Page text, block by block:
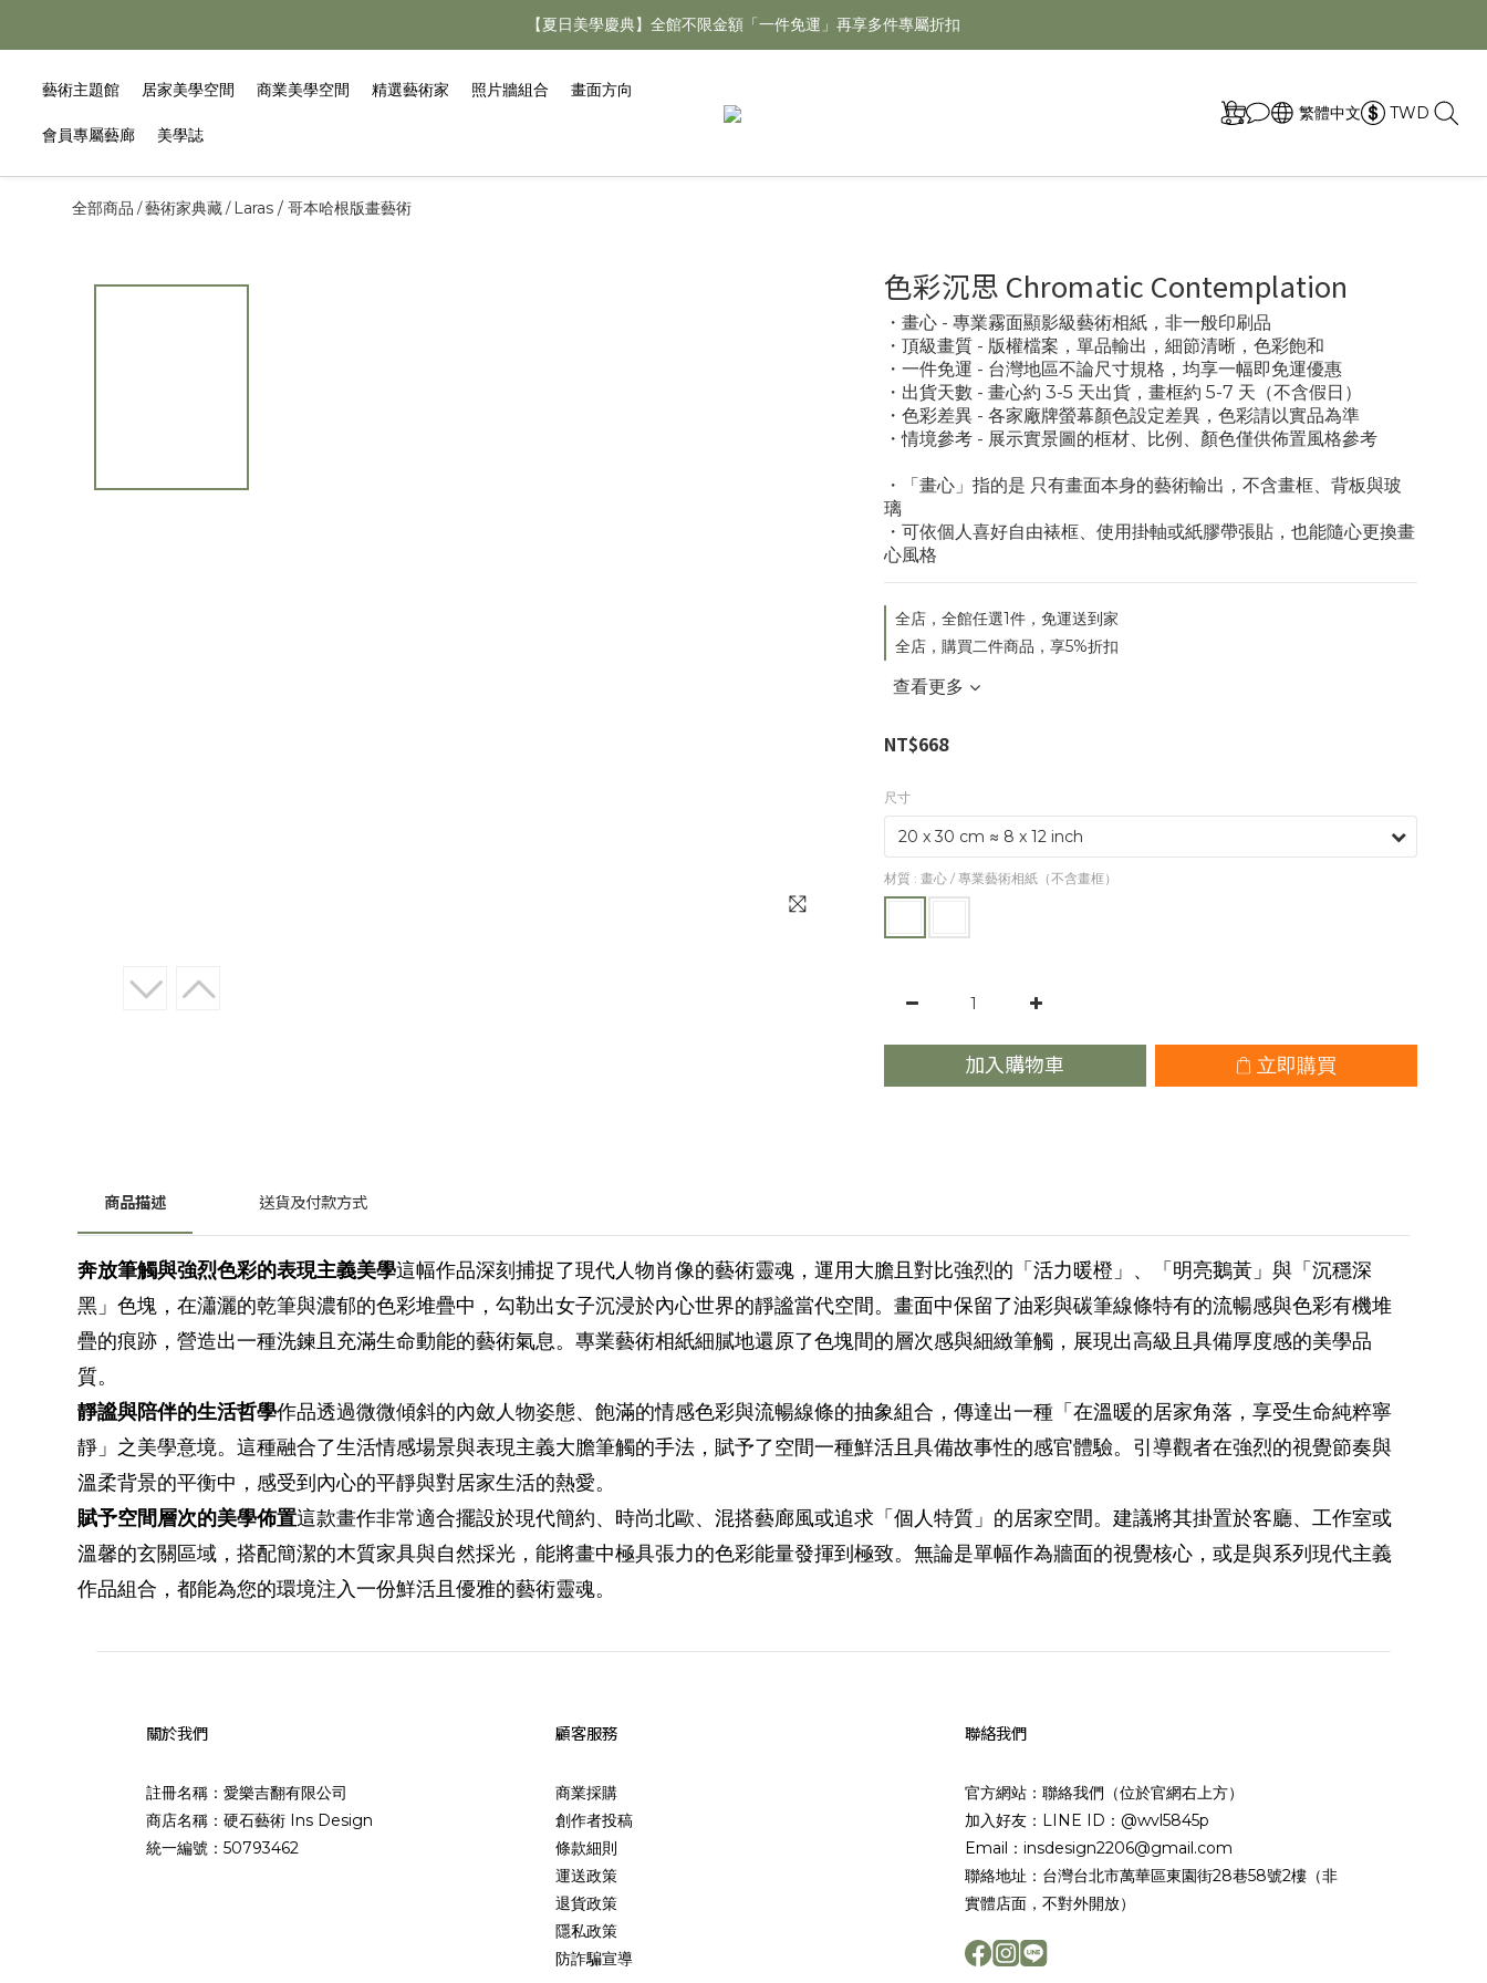
【夏日美學慶典】全館不限金額「一件免運」再享多件專屬折扣
【夏日美學慶典】全館不限金額「一件免運」再享多件專屬折扣
【夏日美學慶典】全館不限金額「一件免運」再享多件專屬折扣
藝術主題館 居家美學空間 商業美學空間 精選藝術家 照片牆組合 畫面方向
會員專屬藝廊 美學誌
繁體中文 TWD
全部商品 /藝術家典藏/ Laras / 哥本哈根版畫藝術
色彩沉思 Chromatic Contemplation
・畫心 - 專業霧面顯影級藝術相紙，非一般印刷品
・頂級畫質 - 版權檔案，單品輸出，細節清晰，色彩飽和
・一件免運 - 台灣地區不論尺寸規格，均享一幅即免運優惠
・出貨天數 - 畫心約 3-5 天出貨，畫框約 5-7 天（不含假日）
・色彩差異 - 各家廠牌螢幕顏色設定差異，色彩請以實品為準
・情境參考 - 展示實景圖的框材、比例、顏色僅供佈置風格參考
・「畫心」指的是 只有畫面本身的藝術輸出，不含畫框、背板與玻
璃
・可依個人喜好自由裱框、使用掛軸或紙膠帶張貼，也能隨心更換畫
心風格
全店，全館任選1件，免運送到家
全店，購買二件商品，享5%折扣
查看更多
NT$668
尺寸
材質 : 畫心 / 專業藝術相紙（不含畫框）
加入購物車 立即購買
商品描述 送貨及付款方式
奔放筆觸與強烈色彩的表現主義美學這幅作品深刻捕捉了現代人物肖像的藝術靈魂，運用大膽且對比強烈的「活力暖橙」、「明亮鵝黃」與「沉穩深
黑」色塊，在瀟灑的乾筆與濃郁的色彩堆疊中，勾勒出女子沉浸於內心世界的靜謐當代空間。畫面中保留了油彩與碳筆線條特有的流暢感與色彩有機堆
疊的痕跡，營造出一種洗鍊且充滿生命動能的藝術氣息。專業藝術相紙細膩地還原了色塊間的層次感與細緻筆觸，展現出高級且具備厚度感的美學品
質。
靜謐與陪伴的生活哲學作品透過微微傾斜的內斂人物姿態、飽滿的情感色彩與流暢線條的抽象組合，傳達出一種「在溫暖的居家角落，享受生命純粹寧
靜」之美學意境。這種融合了生活情感場景與表現主義大膽筆觸的手法，賦予了空間一種鮮活且具備故事性的感官體驗。引導觀者在強烈的視覺節奏與
溫柔背景的平衡中，感受到內心的平靜與對居家生活的熱愛。
賦予空間層次的美學佈置這款畫作非常適合擺設於現代簡約、時尚北歐、混搭藝廊風或追求「個人特質」的居家空間。建議將其掛置於客廳、工作室或
溫馨的玄關區域，搭配簡潔的木質家具與自然採光，能將畫中極具張力的色彩能量發揮到極致。無論是單幅作為牆面的視覺核心，或是與系列現代主義
作品組合，都能為您的環境注入一份鮮活且優雅的藝術靈魂。
關於我們
註冊名稱：愛樂吉翻有限公司
商店名稱：硬石藝術 Ins Design
統一編號：50793462
顧客服務
商業採購
創作者投稿
條款細則
運送政策
退貨政策
隱私政策
防詐騙宣導
聯絡我們
官方網站：聯絡我們（位於官網右上方）
加入好友：LINE ID：@wvl5845p
Email：insdesign2206@gmail.com
聯絡地址：台灣台北市萬華區東園街28巷58號2樓（非
實體店面，不對外開放）